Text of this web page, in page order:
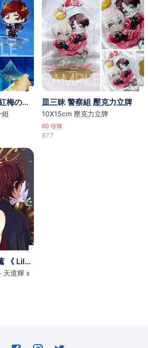
[ 偶像大師SideM / 紅梅の鬼 ] DRAMATIC STARS立牌 皿三昧 警察組 壓克力立牌
10X15cm 壓克力立牌
60 珍珠
$7.7
偶像大師SideM 輝薰 《 Lilac 》
天道輝 x